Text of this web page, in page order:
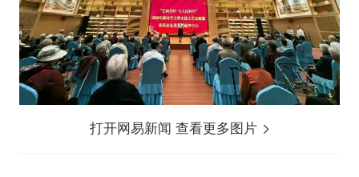
打开网易新闻 查看更多图片